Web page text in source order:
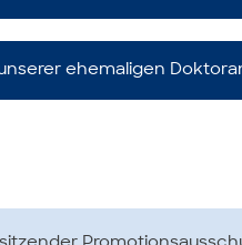
ehemaligen